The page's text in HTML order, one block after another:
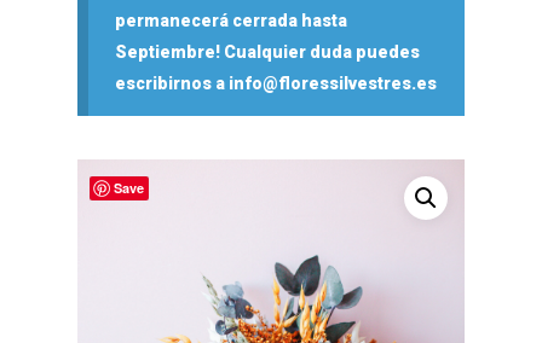
permanecerá cerrada hasta
Septiembre! Cualquier duda puedes
escribirnos a info@floressilvestres.es
Save